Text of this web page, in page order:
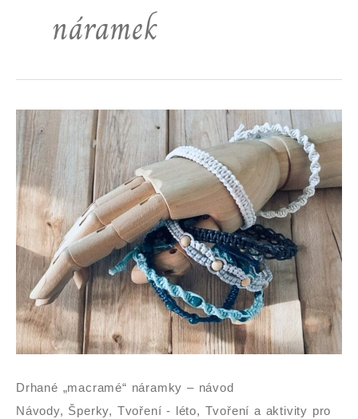
náramek
Drhané „macramé“ náramky – návod
Návody, Šperky, Tvoření - léto, Tvoření a aktivity pro
Drhané
„macramé“
náramky
návod